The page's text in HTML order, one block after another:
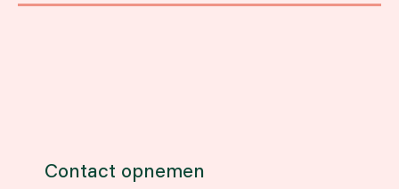
Contact opnemen